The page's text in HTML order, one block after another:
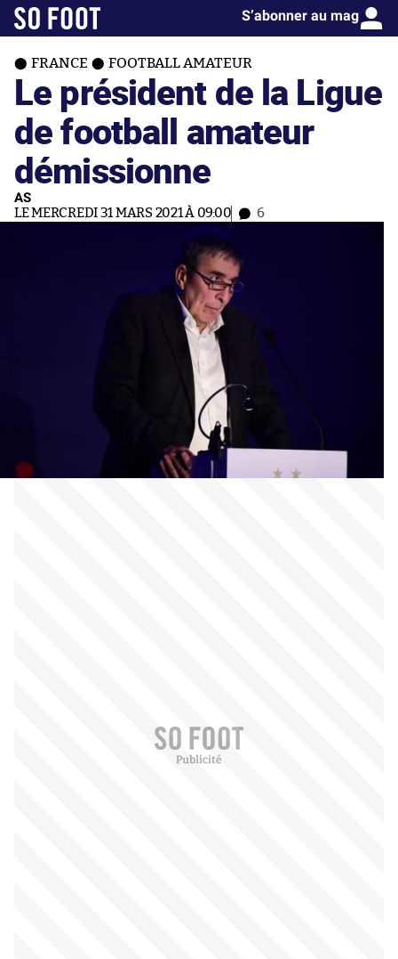
S’abonner au mag
FRANCE FOOTBALL AMATEUR
Le président de la Ligue
de football amateur
démissionne
AS
LE MERCREDI 31 MARS 2021 À 09:00 6